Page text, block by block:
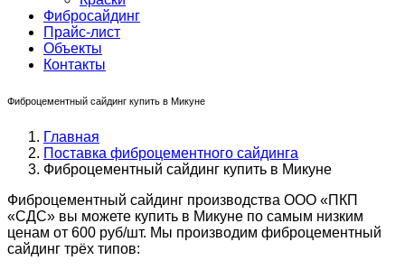
Фибросайдинг
Прайс-лист
Объекты
Контакты
Фиброцементный сайдинг купить в Микуне
Главная
Поставка фиброцементного сайдинга
Фиброцементный сайдинг купить в Микуне
Фиброцементный сайдинг производства ООО «ПКП
«СДС» вы можете купить в Микуне по самым низким
ценам от 600 руб/шт. Мы производим фиброцементный
сайдинг трёх типов: